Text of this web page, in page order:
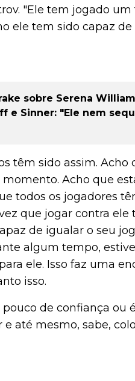
"Ele tem jogado um
ele tem sido capaz
sobre Serena
e Sinner: "Ele nem
têm sido assim. Acho
Acho que
todos os jogadores
que jogar contra ele
de igualar o seu
algum tempo,
ele. Isso faz uma
isso.
de confiança ou
até mesmo, sabe,